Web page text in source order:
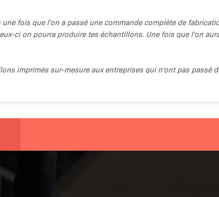
fois que l'on a passé une commande complète de
ci on pourra produire tes échantillons. Une fois que l'on
imprimés sur-mesure aux entreprises qui n'ont pas passé